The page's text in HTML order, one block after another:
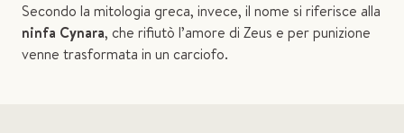
Secondo la mitologia greca, invece, il nome si riferisce alla
ninfa Cynara, che rifiutò l’amore di Zeus e per punizione
venne trasformata in un carciofo.